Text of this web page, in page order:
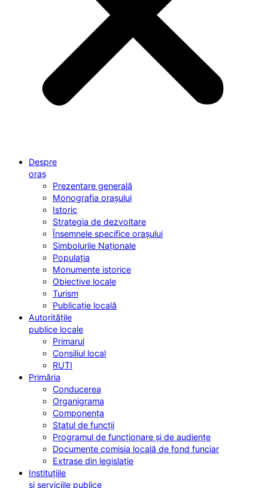
Despre
oraș
Prezentare generală
Monografia orașului
Istoric
Strategia de dezvoltare
Însemnele specifice orașului
Simbolurile Naționale
Populația
Monumente istorice
Obiective locale
Turism
Publicație locală
Autoritățile
publice locale
Primarul
Consiliul local
RUTI
Primăria
Conducerea
Organigrama
Componența
Statul de funcții
Programul de funcționare și de audiențe
Documente comisia locală de fond funciar
Extrase din legislație
Instituțiile
și serviciile publice